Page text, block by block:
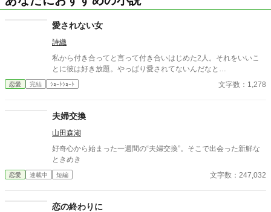
愛されない女
詩織
私から付き合ってと言って付き合いはじめた2人。それをいいこ
とに彼は好き放題。やっぱり愛されてないんだなと…
恋愛 完結 ｼｮｰﾄｼｮｰﾄ 文字数：1,278
夫婦交換
山田森湖
好奇心から始まった一週間の“夫婦交換”。そこで出会った新鮮な
ときめき
恋愛 連載中 短編 文字数：247,032
恋の終わりに